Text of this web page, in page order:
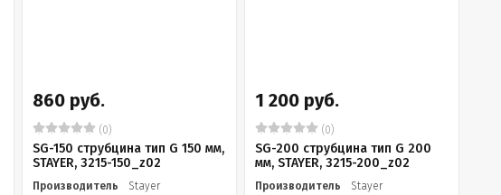
860 руб.
(0)
SG-150 струбцина тип G 150 мм,
STAYER, 3215-150_z02
Производитель
Stayer
1 200 руб.
(0)
SG-200 струбцина тип G 200
мм, STAYER, 3215-200_z02
Производитель
Stayer